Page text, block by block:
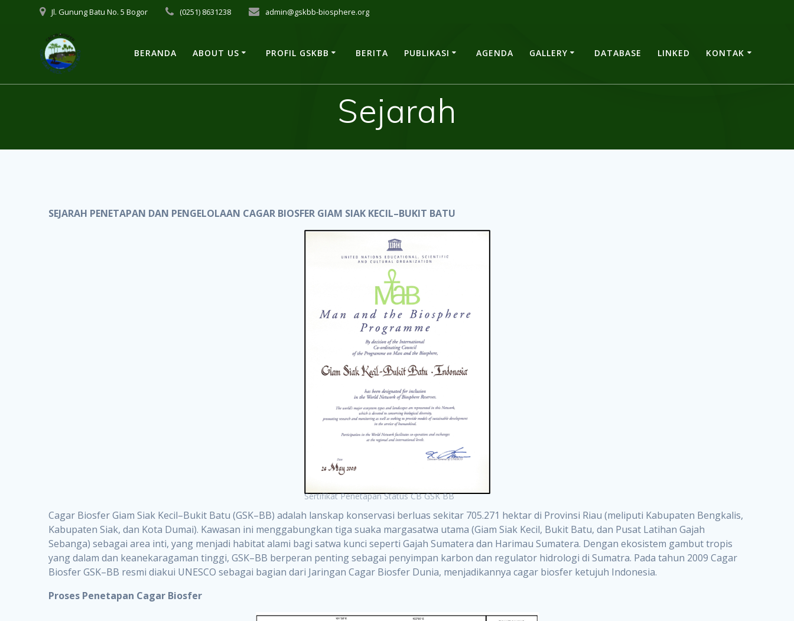
Jl. Gunung Batu No. 5 Bogor (0251) 8631238 admin@gskbb-biosphere.org
BERANDA ABOUT US PROFIL GSKBB BERITA PUBLIKASI AGENDA GALLERY DATABASE LINKED KONTAK
Sejarah
SEJARAH PENETAPAN DAN PENGELOLAAN CAGAR BIOSFER GIAM SIAK KECIL–BUKIT BATU
Sertifikat Penetapan Status CB GSK BB
Cagar Biosfer Giam Siak Kecil–Bukit Batu (GSK–BB) adalah lanskap konservasi berluas sekitar 705.271 hektar di Provinsi Riau (meliputi Kabupaten Bengkalis,
Kabupaten Siak, dan Kota Dumai). Kawasan ini menggabungkan tiga suaka margasatwa utama (Giam Siak Kecil, Bukit Batu, dan Pusat Latihan Gajah
Sebanga) sebagai area inti, yang menjadi habitat alami bagi satwa kunci seperti Gajah Sumatera dan Harimau Sumatera. Dengan ekosistem gambut tropis
yang dalam dan keanekaragaman tinggi, GSK–BB berperan penting sebagai penyimpan karbon dan regulator hidrologi di Sumatra. Pada tahun 2009 Cagar
Biosfer GSK–BB resmi diakui UNESCO sebagai bagian dari Jaringan Cagar Biosfer Dunia, menjadikannya cagar biosfer ketujuh Indonesia.
Proses Penetapan Cagar Biosfer